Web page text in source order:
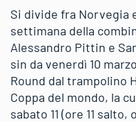
Si divide fra Norvegia
settimana della
Alessandro Pittin e
sin da venerdì 10
Round dal trampolino
Coppa del mondo, la
sabato 11 (ore 11 salto,